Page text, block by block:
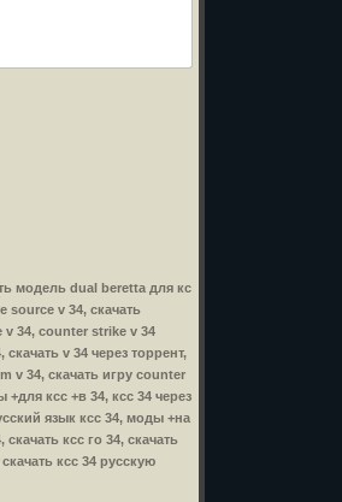
модель dual beretta для кс
source v 34, скачать
v 34, counter strike v 34
v 34 через торрент,
v 34, скачать игру counter
+для ксс +в 34, ксс 34 через
язык ксс 34, моды +на
ксс го 34, скачать
ксс 34 русскую